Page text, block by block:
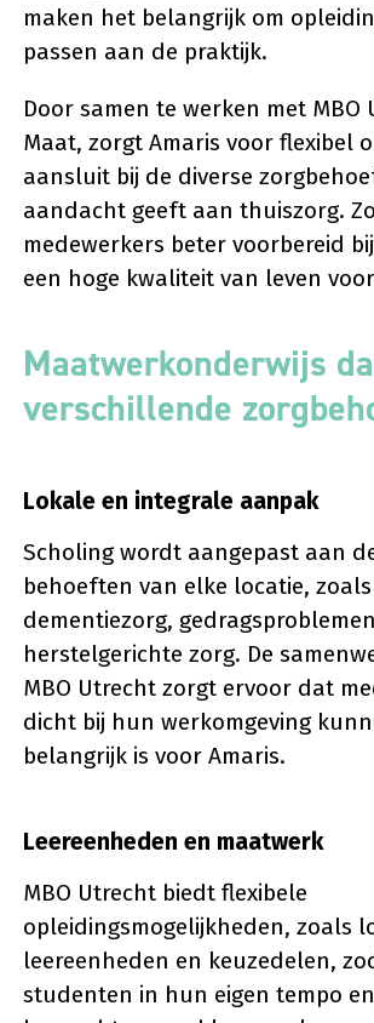
maken het belangrijk om
passen aan de praktijk.
Door samen te werken met MBO
Maat, zorgt Amaris voor flexibel
aansluit bij de diverse
aandacht geeft aan thuiszorg.
medewerkers beter voorbereid
een hoge kwaliteit van leven
Maatwerkonderwijs
verschillende
Lokale en integrale aanpak
Scholing wordt aangepast aan
behoeften van elke locatie, zoals
dementiezorg,
herstelgerichte zorg. De
MBO Utrecht zorgt ervoor dat
dicht bij hun werkomgeving
belangrijk is voor Amaris.
Leereenheden en maatwerk
MBO Utrecht biedt flexibele
opleidingsmogelijkheden, zoals
leereenheden en keuzedelen,
studenten in hun eigen tempo